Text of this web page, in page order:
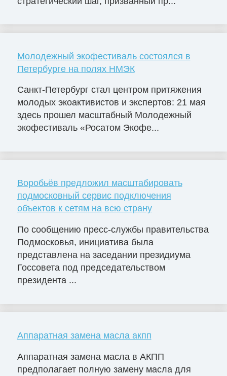
Молодежный экофестиваль состоялся в
Петербурге на полях НМЭК
Санкт-Петербург стал центром притяжения
молодых экоактивистов и экспертов: 21 мая
здесь прошел масштабный Молодежный
экофестиваль «Росатом Экофе...
Воробьёв предложил масштабировать
подмосковный сервис подключения
объектов к сетям на всю страну
По сообщению пресс-службы правительства
Подмосковья, инициатива была
представлена на заседании президиума
Госсовета под председательством
президента ...
Аппаратная замена масла акпп
Аппаратная замена масла в АКПП
предполагает полную замену масла для